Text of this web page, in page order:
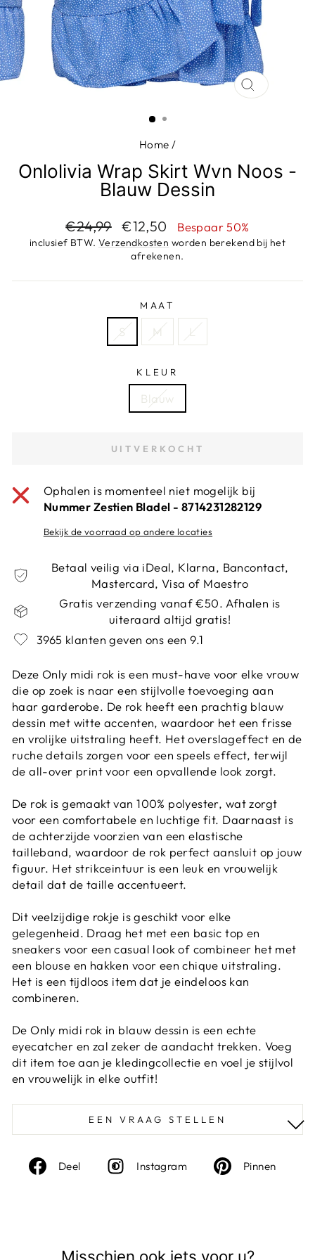
SLUIT
Home /
Onlolivia Wrap Skirt Wvn Noos -
Blauw Dessin
Adviesprijs
€24,99 Aanbiedingsprijs
€12,50 Bespaar 50%
inclusief BTW. Verzendkosten worden berekend bij het
afrekenen.
MAAT
S M L
KLEUR
Blauw
UITVERKOCHT
Ophalen is momenteel niet mogelijk bij
Nummer Zestien Bladel - 8714231282129
Bekijk de voorraad op andere locaties
Betaal veilig via iDeal, Klarna, Bancontact,
Mastercard, Visa of Maestro
Gratis verzending vanaf €50. Afhalen is
uiteraard altijd gratis!
3965 klanten geven ons een 9.1
Deze Only midi rok is een must-have voor elke vrouw
die op zoek is naar een stijlvolle toevoeging aan
haar garderobe. De rok heeft een prachtig blauw
dessin met witte accenten, waardoor het een frisse
en vrolijke uitstraling heeft. Het overslageffect en de
ruche details zorgen voor een speels effect, terwijl
de all-over print voor een opvallende look zorgt.
De rok is gemaakt van 100% polyester, wat zorgt
voor een comfortabele en luchtige fit. Daarnaast is
de achterzijde voorzien van een elastische
tailleband, waardoor de rok perfect aansluit op jouw
figuur. Het strikceintuur is een leuk en vrouwelijk
detail dat de taille accentueert.
Dit veelzijdige rokje is geschikt voor elke
gelegenheid. Draag het met een basic top en
sneakers voor een casual look of combineer het met
een blouse en hakken voor een chique uitstraling.
Het is een tijdloos item dat je eindeloos kan
combineren.
De Only midi rok in blauw dessin is een echte
eyecatcher en zal zeker de aandacht trekken. Voeg
dit item toe aan je kledingcollectie en voel je stijlvol
en vrouwelijk in elke outfit!
EEN VRAAG STELLEN
Deel
Deel
Instagram InstagramPinnen
Misschien ook iets voor u?